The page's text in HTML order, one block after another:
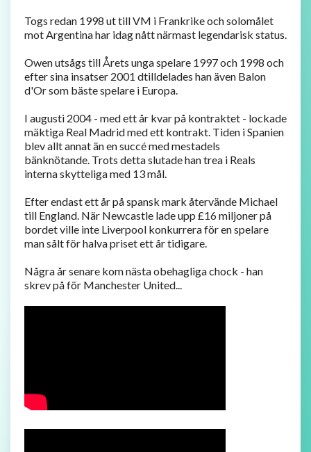
Togs redan 1998 ut till VM i Frankrike och solomålet
mot Argentina har idag nått närmast legendarisk status.
Owen utsågs till Årets unga spelare 1997 och 1998 och
efter sina insatser 2001 dtilldelades han även Balon
d'Or som bäste spelare i Europa.
I augusti 2004 - med ett år kvar på kontraktet - lockade
mäktiga Real Madrid med ett kontrakt. Tiden i Spanien
blev allt annat än en succé med mestadels
bänknötande. Trots detta slutade han trea i Reals
interna skytteliga med 13 mål.
Efter endast ett år på spansk mark återvände Michael
till England. När Newcastle lade upp £16 miljoner på
bordet ville inte Liverpool konkurrera för en spelare
man sålt för halva priset ett år tidigare.
Några år senare kom nästa obehagliga chock - han
skrev på för Manchester United...